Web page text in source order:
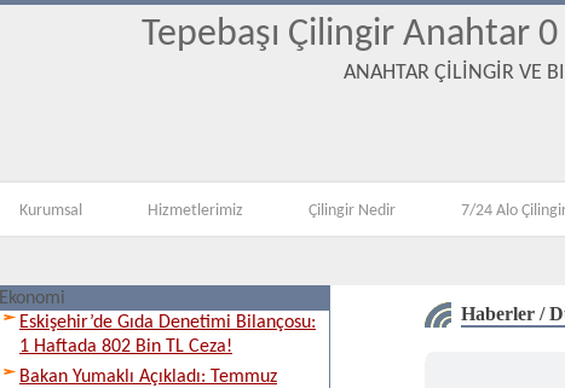
Tepebaşı Çilingir Anahtar
ANAHTAR ÇİLİNGİR VE
Kurumsal Hizmetlerimiz Çilingir Nedir 7/24 Alo
Ekonomi
Eskişehir’de Gıda Denetimi Bilançosu:
1 Haftada 802 Bin TL Ceza!
Bakan Yumaklı Açıkladı: Temmuz
Haberler /